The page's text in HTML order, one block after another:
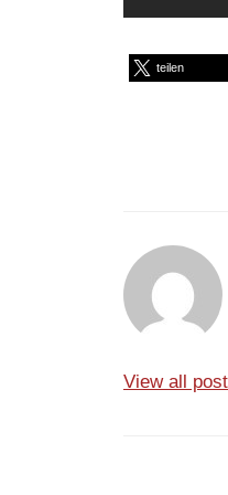
teilen
View all